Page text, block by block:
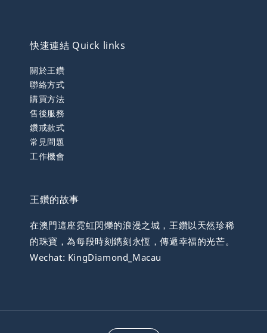
快速連結 Quick links
關於王鑽
聯絡方式
購買方法
售後服務
鑽戒款式
常見問題
工作機會
王鑽的故事
在澳門這座霓虹閃爍的浪漫之城，王鑽以天然珍稀
的珠寶，為每段時刻鐫刻永恆，傳遞幸福的光芒。
Wechat: KingDiamond_Macau